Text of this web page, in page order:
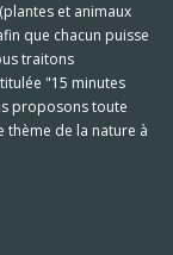
et animaux
que chacun puisse
traitons
"15 minutes
proposons toute
thème de la nature à